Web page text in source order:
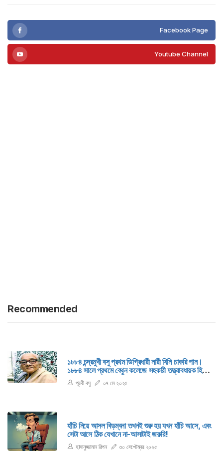
Facebook Page
Youtube Channel
Recommended
১৮৮৪ চন্দ্রমুখী বসু প্রথম ডিগ্রিধারী নারী যিনি চাকরি পান।
১৮৮৪ সালে প্রথমে বেথুন কলেজে সহকারী তত্ত্বাবধায়ক হিসেবে
কাজ শুরু করেন।
পূরবী বসু ০৭ মে ২০২৫
হাঁচি নিয়ে আসল বিড়ম্বনা তখনই শুরু হয় যখন হাঁচি আসে, এবং
সেটা আসে ঠিক যেখানে না-আসাটাই জরুরি!
হাসানুজ্জামান রিপন ৩০ সেপ্টেম্বর ২০২৫